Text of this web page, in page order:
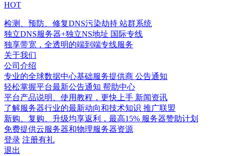
HOT
检测、预防、修复DNS污染劫持 站群系统
独立DNS服务器+独立NS地址 国际专线
独享带宽，全透明的端到端专线服务
关于我们
公司介绍
专业的全球数据中心基础服务提供商 公告通知
轻松掌握平台最新公告通知 帮助中心
平台产品说明、使用教程，更快上手 新闻资讯
了解服务器行业的最新动向和技术知识 推广联盟
新购、复购、升级均享返利，最高15% 服务器赞助计划
免费提供云服务器和物理服务器资源
登录 注册有礼
退出